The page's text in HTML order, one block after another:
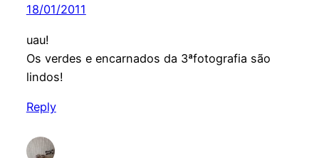
18/01/2011
uau!
Os verdes e encarnados da 3ªfotografia são
lindos!
Reply